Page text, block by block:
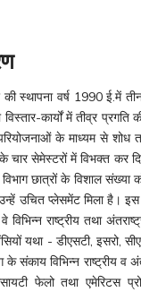
की स्थापना वर्ष 1990
कार्यों में तीव्र
के माध्यम से शोध
चार सेमेस्टरों में विभक्त कर
विभाग छात्रों के विशाल
उचित प्लेसमेंट मिला है।
राष्ट्रीय तथा
यथा - डीएसटी,
के संकाय विभिन्न राष्ट्रीय
फेलो तथा एमेरिटस